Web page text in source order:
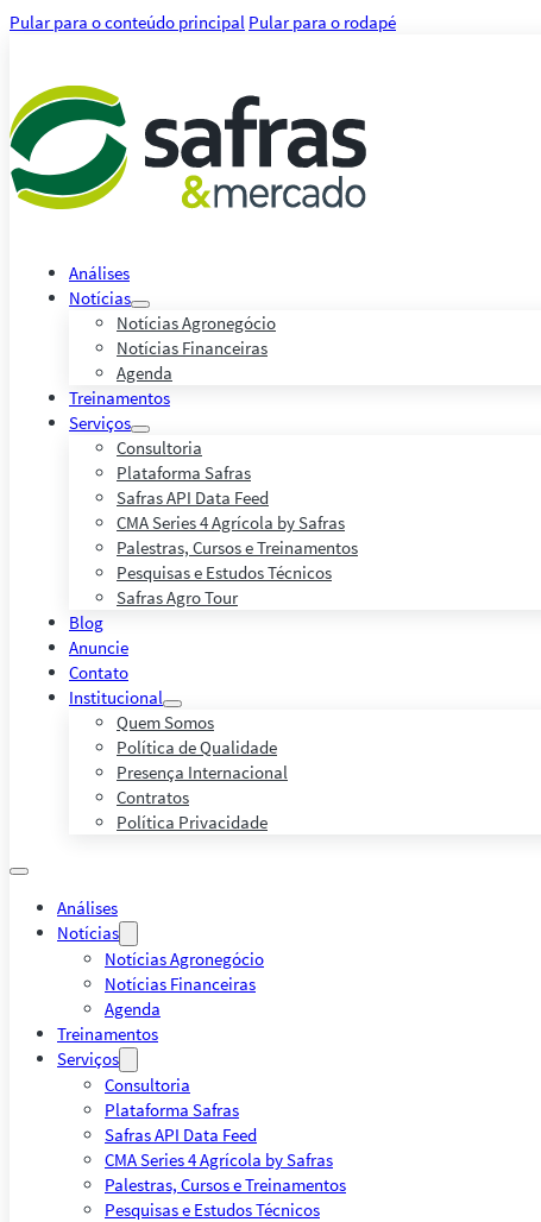
Pular para o conteúdo principal Pular para o rodapé
Análises
Notícias
Notícias Agronegócio
Notícias Financeiras
Agenda
Treinamentos
Serviços
Consultoria
Plataforma Safras
Safras API Data Feed
CMA Series 4 Agrícola by Safras
Palestras, Cursos e Treinamentos
Pesquisas e Estudos Técnicos
Safras Agro Tour
Blog
Anuncie
Contato
Institucional
Quem Somos
Política de Qualidade
Presença Internacional
Contratos
Política Privacidade
Análises
Notícias
Notícias Agronegócio
Notícias Financeiras
Agenda
Treinamentos
Serviços
Consultoria
Plataforma Safras
Safras API Data Feed
CMA Series 4 Agrícola by Safras
Palestras, Cursos e Treinamentos
Pesquisas e Estudos Técnicos